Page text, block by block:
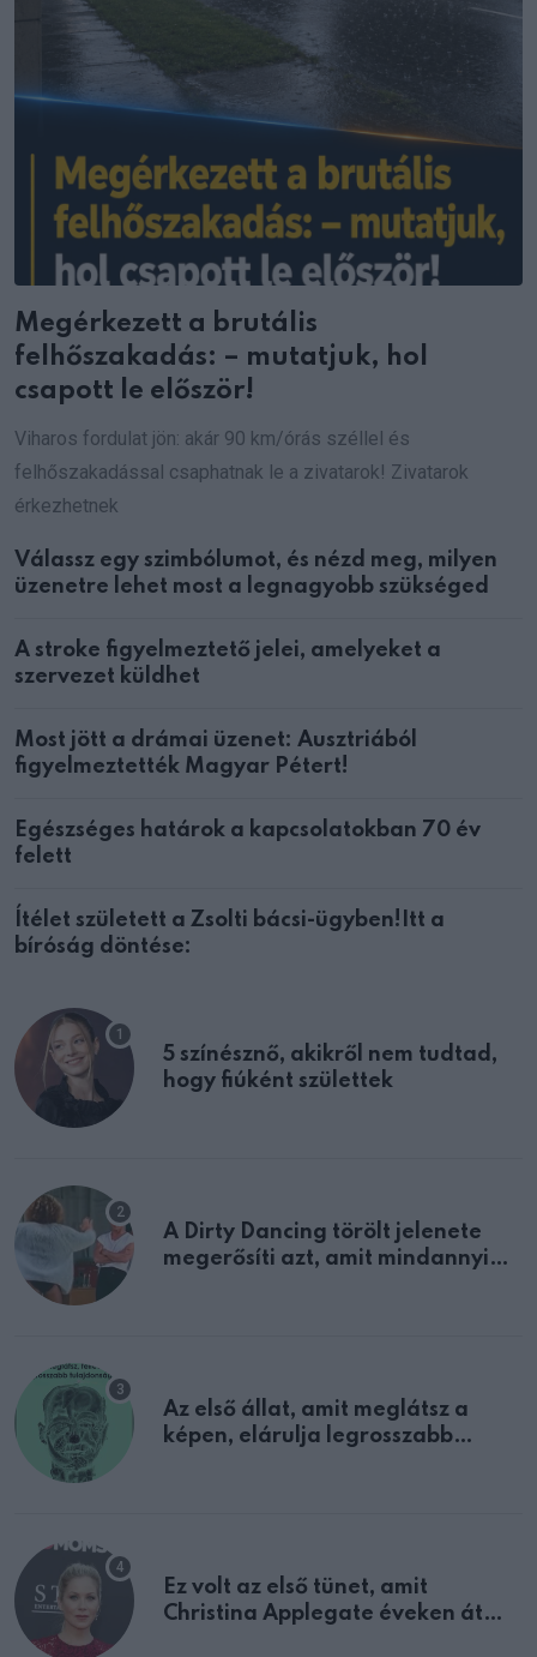
Megérkezett a brutális
felhőszakadás: – mutatjuk, hol
csapott le először!
Viharos fordulat jön: akár 90 km/órás széllel és
felhőszakadással csaphatnak le a zivatarok! Zivatarok
érkezhetnek
Válassz egy szimbólumot, és nézd meg, milyen
üzenetre lehet most a legnagyobb szükséged
A stroke figyelmeztető jelei, amelyeket a
szervezet küldhet
Most jött a drámai üzenet: Ausztriából
figyelmeztették Magyar Pétert!
Egészséges határok a kapcsolatokban 70 év
felett
Ítélet született a Zsolti bácsi-ügyben!Itt a
bíróság döntése:
5 színésznő, akikről nem tudtad,
hogy fiúként születtek
A Dirty Dancing törölt jelenete
megerősíti azt, amit mindannyian
Az első állat, amit meglátsz a
képen, elárulja legrosszabb
Ez volt az első tünet, amit
Christina Applegate éveken át